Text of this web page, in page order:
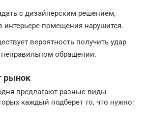
с дизайнерским решением,
интерьере помещения нарушится.
вероятность получить удар
обращении.
рынок
предлагают разные виды
каждый подберет то, что нужно: